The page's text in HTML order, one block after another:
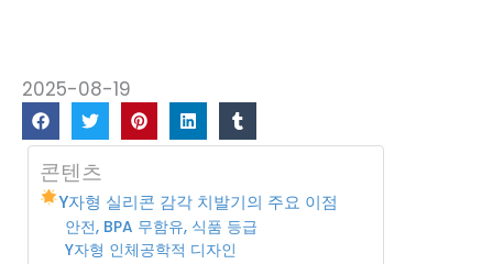
2025-08-19
콘텐츠
Y자형 실리콘 감각 치발기의 주요 이점
안전, BPA 무함유, 식품 등급
Y자형 인체공학적 디자인